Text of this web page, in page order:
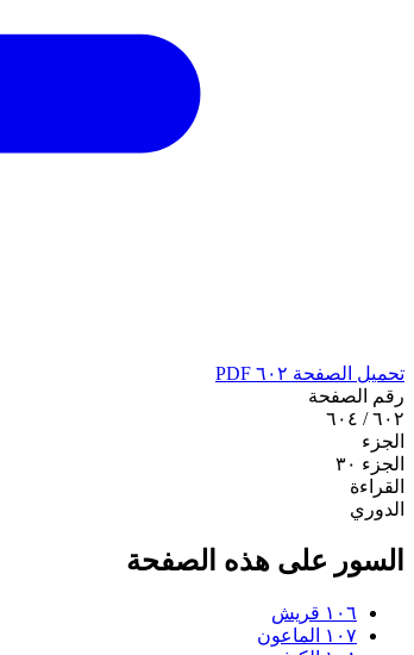
تحميل الصفحة ٦٠٢ PDF
رقم الصفحة
٦٠٢ / ٦٠٤
الجزء
الجزء ٣٠
القراءة
الدوري
السور على هذه الصفحة
١٠٦ قريش
١٠٧
الماعون